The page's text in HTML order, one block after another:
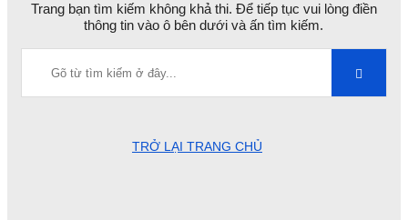
Trang bạn tìm kiếm không khả thi. Để tiếp tục vui lòng điền
thông tin vào ô bên dưới và ấn tìm kiếm.
TRỞ LẠI TRANG CHỦ